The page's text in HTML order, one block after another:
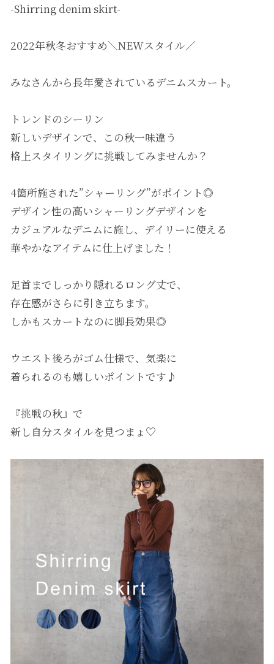
-Shirring denim skirt-
2022年秋冬おすすめ＼NEWスタイル／
みなさんから長年愛されているデニムスカート。
トレンドのシーリン
新しいデザインで、この秋一味違う
格上スタイリングに挑戦してみませんか？
4箇所施された”シャーリング”がポイント◎
デザイン性の高いシャーリングデザインを
カジュアルなデニムに施し、デイリーに使える
華やかなアイテムに仕上げました！
足首までしっかり隠れるロング丈で、
存在感がさらに引き立ちます。
しかもスカートなのに脚長効果◎
ウエスト後ろがゴム仕様で、気楽に
着られるのも嬉しいポイントです♪
『挑戦の秋』で
新し自分スタイルを見つまょ♡